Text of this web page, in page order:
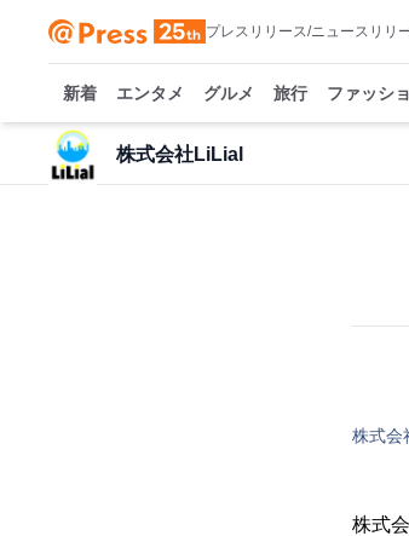
プレスリリース/ニュースリリ
新着 エンタメ グルメ 旅行 ファッシ
株式会社LiLial
株式会
株式